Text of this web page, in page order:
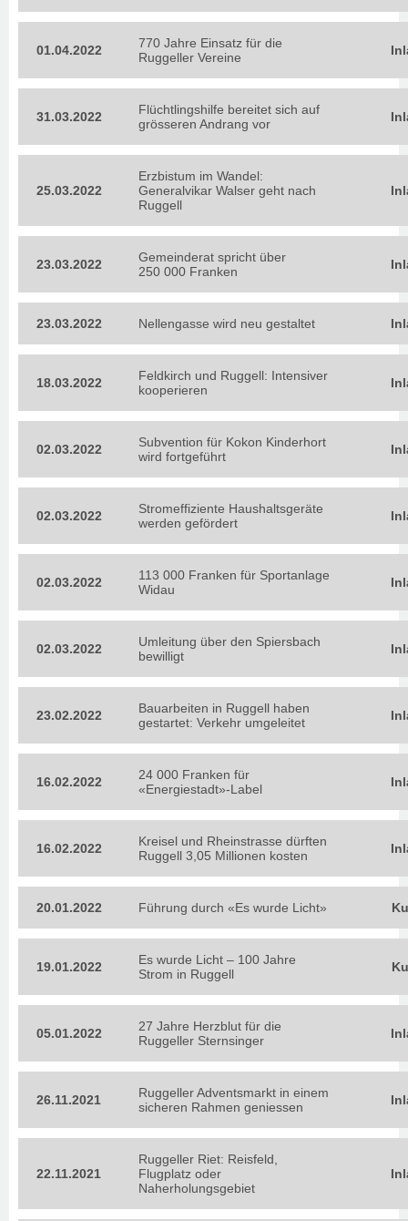
01.04.2022
770 Jahre Einsatz für die
Ruggeller Vereine
31.03.2022
Flüchtlingshilfe bereitet sich auf
grösseren Andrang vor
25.03.2022
Erzbistum im Wandel:
Generalvikar Walser geht nach
Ruggell
23.03.2022
Gemeinderat spricht über
250 000 Franken
23.03.2022 Nellengasse wird neu gestaltet
18.03.2022
Feldkirch und Ruggell: Intensiver
kooperieren
02.03.2022
Subvention für Kokon Kinderhort
wird fortgeführt
02.03.2022
Stromeffiziente Haushaltsgeräte
werden gefördert
02.03.2022
113 000 Franken für Sportanlage
Widau
02.03.2022
Umleitung über den Spiersbach
bewilligt
23.02.2022
Bauarbeiten in Ruggell haben
gestartet: Verkehr umgeleitet
16.02.2022
24 000 Franken für
«Energiestadt»-Label
16.02.2022
Kreisel und Rheinstrasse dürften
Ruggell 3,05 Millionen kosten
20.01.2022 Führung durch «Es wurde Licht»
19.01.2022
Es wurde Licht – 100 Jahre
Strom in Ruggell
05.01.2022
27 Jahre Herzblut für die
Ruggeller Sternsinger
26.11.2021
Ruggeller Adventsmarkt in einem
sicheren Rahmen geniessen
22.11.2021
Ruggeller Riet: Reisfeld,
Flugplatz oder
Naherholungsgebiet